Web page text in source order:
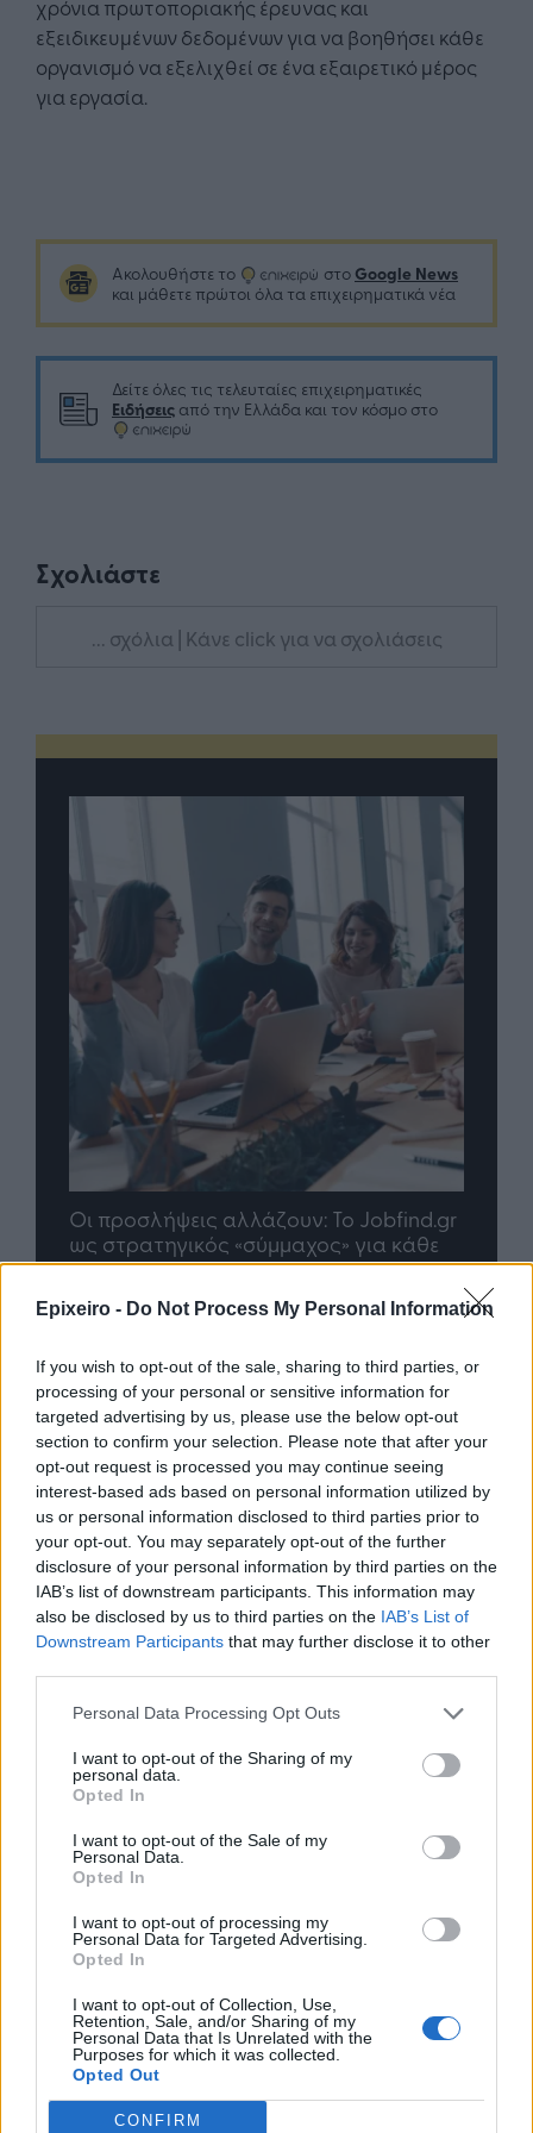
Epixeiro - Do Not Process My Personal Information
If you wish to opt-out of the sale, sharing to third parties, or
processing of your personal or sensitive information for
targeted advertising by us, please use the below opt-out
section to confirm your selection. Please note that after your
opt-out request is processed you may continue seeing
interest-based ads based on personal information utilized by
us or personal information disclosed to third parties prior to
your opt-out. You may separately opt-out of the further
disclosure of your personal information by third parties on the
IAB’s list of downstream participants. This information may
also be disclosed by us to third parties on the IAB’s List of
Downstream Participants that may further disclose it to other
Personal Data Processing Opt Outs
I want to opt-out of the Sharing of my
personal data.
Opted In
I want to opt-out of the Sale of my
Personal Data.
Opted In
I want to opt-out of processing my
Personal Data for Targeted Advertising.
Opted In
I want to opt-out of Collection, Use,
Retention, Sale, and/or Sharing of my
Personal Data that Is Unrelated with the
Purposes for which it was collected.
Opted Out
CONFIRM
χρόνια πρωτοποριακής έρευνας και
εξειδικευμένων δεδομένων για να βοηθήσει κάθε
οργανισμό να εξελιχθεί σε ένα εξαιρετικό μέρος
για εργασία.
Ακολουθήστε το στο Google News
και μάθετε πρώτοι όλα τα επιχειρηματικά νέα
Δείτε όλες τις τελευταίες επιχειρηματικές
Ειδήσεις από την Ελλάδα και τον κόσμο στο
Σχολιάστε
... σχόλια | Κάνε click για να σχολιάσεις
TP Greece: Πώς διαμορφώνεται το
μέλλον του Insurance στην εποχή του AI
Advertorial
Περισσότερα από το
Trade Estates: Στην κατοχή της το
50% του Sofia South Ring Mall με
τίμημα 49,35 εκατ. ευρώ
07/08/26|16:53
Ατρόμητος και Novibet
μέχρι το 2028
07/08/26|15:29
CSG: Διψήφια αύξηση εσόδων
και ισχυρό ανεκτέλεστο
του 2026